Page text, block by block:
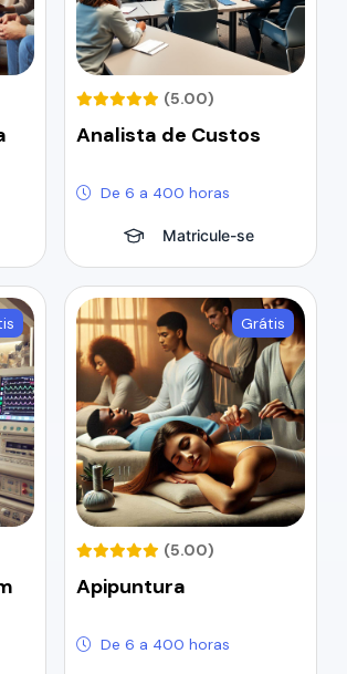
(5.00)
Analista de Custos
De 6 a 400 horas
Matricule-se
Grátis
(5.00)
Apipuntura
De 6 a 400 horas